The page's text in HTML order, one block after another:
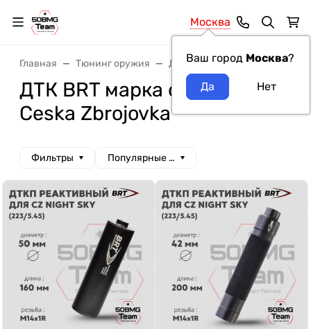
Москва
Ваш город Москва?
Главная Тюнинг оружия ДТК и Банки ДТК BRT
ДТК BRT марка оружия
Ceska Zbrojovka
Фильтры Популярные сначала